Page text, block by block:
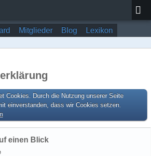
Mitglieder Blog Lexikon
Cookies. Durch die Nutzung unserer Seite
einverstanden, dass wir Cookies setzen.
einen Blick